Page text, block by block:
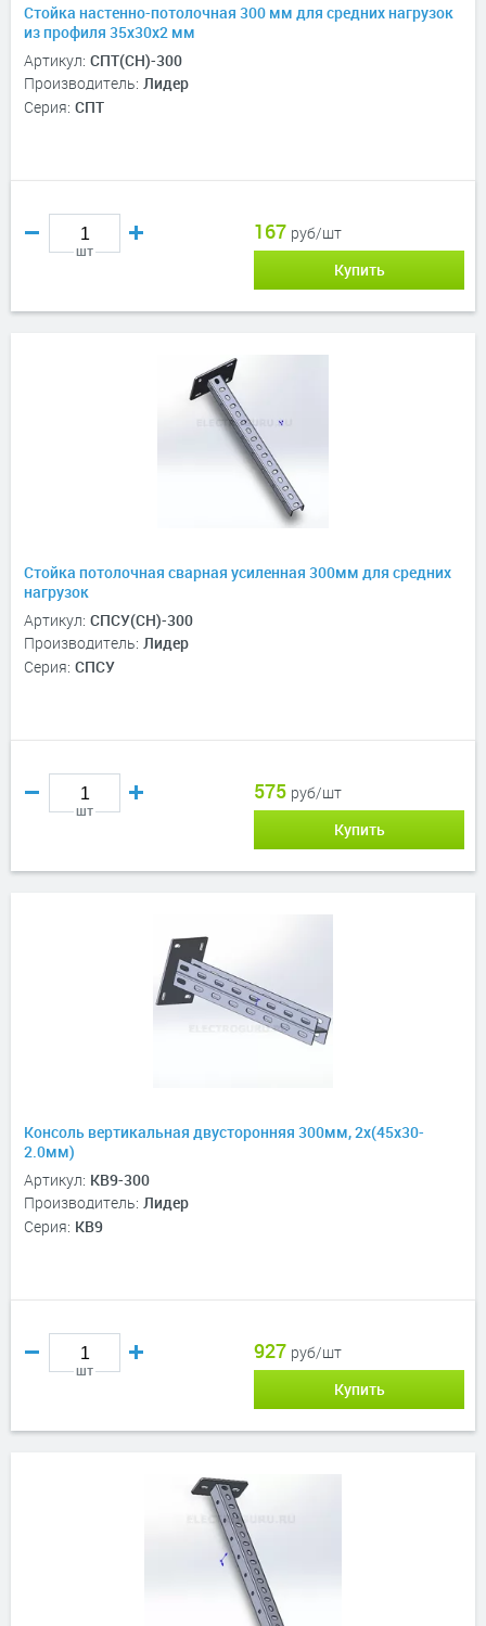
Стойка настенно-потолочная 300 мм для средних нагрузок
из профиля 35х30х2 мм
Артикул: СПТ(СН)-300
Производитель: Лидер
Серия: СПТ
шт
167 руб/шт
Купить
Стойка потолочная сварная усиленная 300мм для средних
нагрузок
Артикул: СПСУ(СН)-300
Производитель: Лидер
Серия: СПСУ
шт
575 руб/шт
Купить
Консоль вертикальная двусторонняя 300мм, 2х(45х30-
2.0мм)
Артикул: КВ9-300
Производитель: Лидер
Серия: КВ9
шт
927 руб/шт
Купить